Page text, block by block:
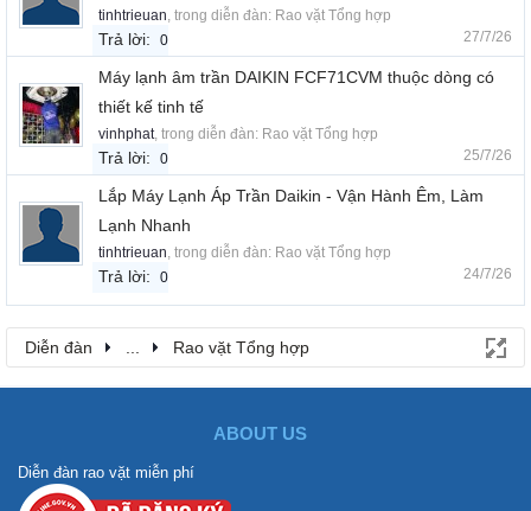
tinhtrieuan, trong diễn đàn: Rao vặt Tổng hợp
Trả lời: 0 27/7/26
Máy lạnh âm trần DAIKIN FCF71CVM thuộc dòng có
thiết kế tinh tế
vinhphat, trong diễn đàn: Rao vặt Tổng hợp
Trả lời: 0 25/7/26
Lắp Máy Lạnh Áp Trần Daikin - Vận Hành Êm, Làm
Lạnh Nhanh
tinhtrieuan, trong diễn đàn: Rao vặt Tổng hợp
Trả lời: 0 24/7/26
Diễn đàn Rao vặt Tổng hợp
ABOUT US
Diễn đàn rao vặt miễn phí